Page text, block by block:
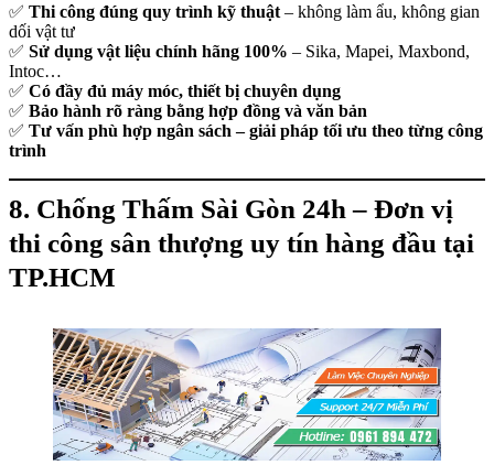
✅ Thi công đúng quy trình kỹ thuật – không làm ẩu, không gian
dối vật tư
✅ Sử dụng vật liệu chính hãng 100% – Sika, Mapei, Maxbond,
Intoc…
✅ Có đầy đủ máy móc, thiết bị chuyên dụng
✅ Bảo hành rõ ràng bằng hợp đồng và văn bản
✅ Tư vấn phù hợp ngân sách – giải pháp tối ưu theo từng công
trình
8. Chống Thấm Sài Gòn 24h – Đơn vị
thi công sân thượng uy tín hàng đầu tại
TP.HCM